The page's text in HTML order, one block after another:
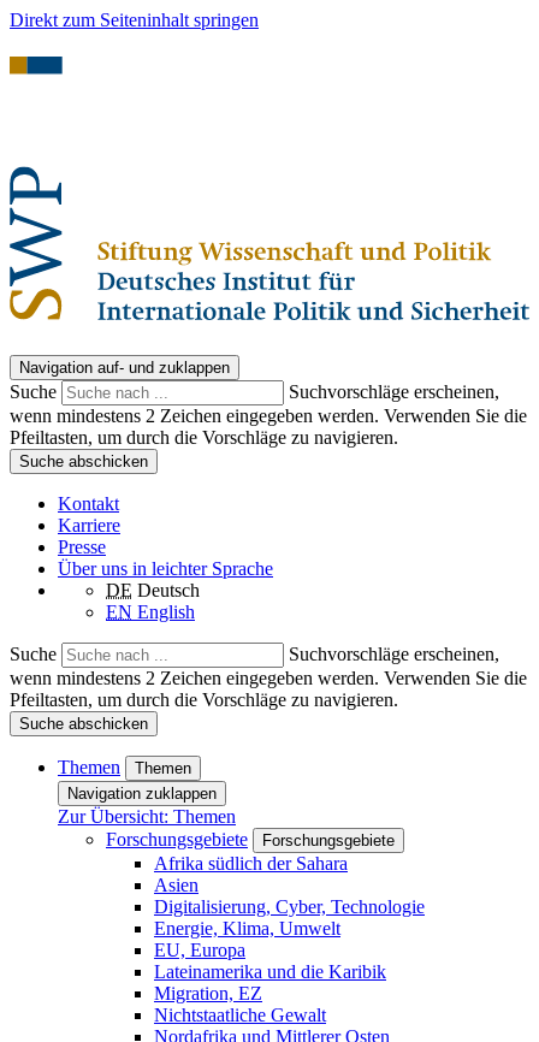
Direkt zum Seiteninhalt springen
Navigation auf- und zuklappen
Suche
Suchvorschläge erscheinen,
wenn mindestens 2 Zeichen eingegeben werden. Verwenden Sie die
Pfeiltasten, um durch die Vorschläge zu navigieren.
Suche abschicken
Kontakt
Karriere
Presse
Über uns in leichter Sprache
DE Deutsch
EN English
Suche
Suchvorschläge erscheinen,
wenn mindestens 2 Zeichen eingegeben werden. Verwenden Sie die
Pfeiltasten, um durch die Vorschläge zu navigieren.
Suche abschicken
Themen
Themen
Navigation zuklappen
Zur Übersicht: Themen
Forschungsgebiete
Forschungsgebiete
Afrika südlich der Sahara
Asien
Digitalisierung, Cyber, Technologie
Energie, Klima, Umwelt
EU, Europa
Lateinamerika und die Karibik
Migration, EZ
Nichtstaatliche Gewalt
Nordafrika und Mittlerer Osten